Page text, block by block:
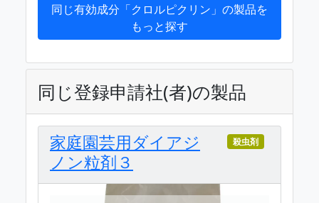
同じ有効成分「クロルピクリン」の製品を
もっと探す
同じ登録申請社(者)の製品
家庭園芸用ダイアジ
ノン粒剤３
殺虫剤